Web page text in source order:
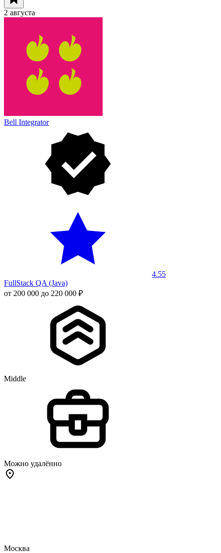
2 августа
Bell Integrator
4.55
FullStack QA (Java)
от 200 000 до 220 000 ₽
Middle
Можно удалённо
Москва